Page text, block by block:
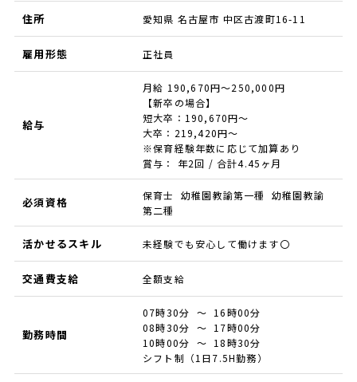
住所 愛知県 名古屋市 中区古渡町16-11
雇用形態 正社員
給与
月給 190,670円～250,000円
【新卒の場合】
短大卒：190,670円～
大卒：219,420円～
※保育経験年数に応じて加算あり
賞与： 年2回 / 合計4.45ヶ月
必須資格
保育士 幼稚園教諭第一種 幼稚園教諭
第二種
活かせるスキル 未経験でも安心して働けます〇
交通費支給 全額支給
勤務時間
07時30分 ～ 16時00分
08時30分 ～ 17時00分
10時00分 ～ 18時30分
シフト制（1日7.5H勤務）